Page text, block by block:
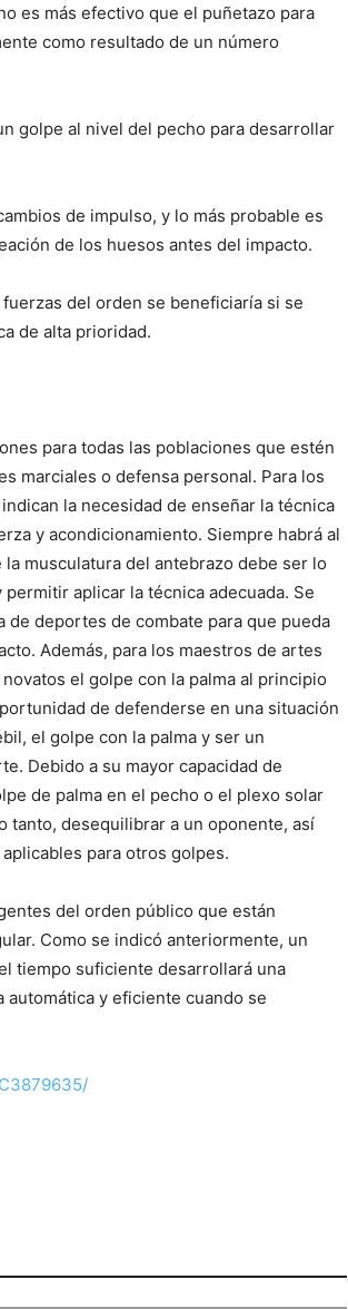
es más efectivo que el puñetazo para
como resultado de un número
golpe al nivel del pecho para desarrollar
de impulso, y lo más probable es
de los huesos antes del impacto.
del orden se beneficiaría si se
de alta prioridad.
para todas las poblaciones que estén
marciales o defensa personal. Para los
la necesidad de enseñar la técnica
y ​​acondicionamiento. Siempre habrá al
musculatura del antebrazo debe ser lo
aplicar la técnica adecuada. Se
deportes de combate para que pueda
Además, para los maestros de artes
el golpe con la palma al principio
de defenderse en una situación
el golpe con la palma y ser un
Debido a su mayor capacidad de
de palma en el pecho o el plexo solar
tanto, desequilibrar a un oponente, así
para otros golpes.
del orden público que están
Como se indicó anteriormente, un
tiempo suficiente desarrollará una
automática y eficiente cuando se